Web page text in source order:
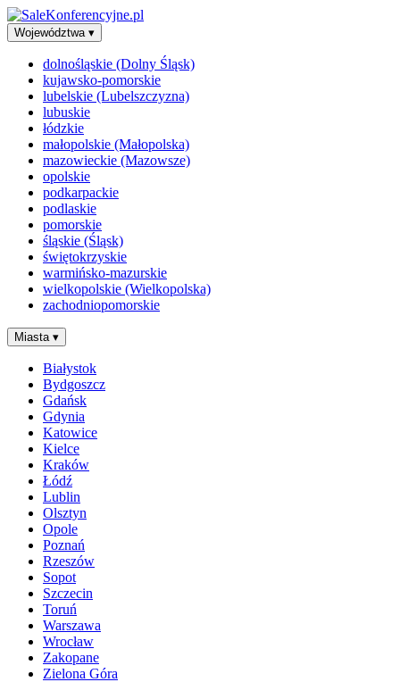
Województwa ▾
dolnośląskie (Dolny Śląsk)
kujawsko-pomorskie
lubelskie (Lubelszczyzna)
lubuskie
łódzkie
małopolskie (Małopolska)
mazowieckie (Mazowsze)
opolskie
podkarpackie
podlaskie
pomorskie
śląskie (Śląsk)
świętokrzyskie
warmińsko-mazurskie
wielkopolskie (Wielkopolska)
zachodniopomorskie
Miasta ▾
Białystok
Bydgoszcz
Gdańsk
Gdynia
Katowice
Kielce
Kraków
Łódź
Lublin
Olsztyn
Opole
Poznań
Rzeszów
Sopot
Szczecin
Toruń
Warszawa
Wrocław
Zakopane
Zielona Góra